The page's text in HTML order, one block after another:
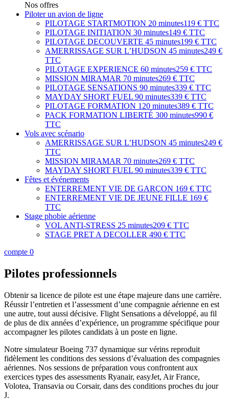
Nos offres
Piloter un avion de ligne
PILOTAGE STARTMOTION 20 minutes119 € TTC
PILOTAGE INITIATION 30 minutes149 € TTC
PILOTAGE DECOUVERTE 45 minutes199 € TTC
AMERRISSAGE SUR L’HUDSON 45 minutes249 €
TTC
PILOTAGE EXPERIENCE 60 minutes259 € TTC
MISSION MIRAMAR 70 minutes269 € TTC
PILOTAGE SENSATIONS 90 minutes339 € TTC
MAYDAY SHORT FUEL 90 minutes339 € TTC
PILOTAGE FORMATION 120 minutes389 € TTC
PACK FORMATION LIBERTÉ 300 minutes990 €
TTC
Vols avec scénario
AMERRISSAGE SUR L’HUDSON 45 minutes249 €
TTC
MISSION MIRAMAR 70 minutes269 € TTC
MAYDAY SHORT FUEL 90 minutes339 € TTC
Fêtes et événements
ENTERREMENT VIE DE GARÇON 169 € TTC
ENTERREMENT VIE DE JEUNE FILLE 169 €
TTC
Stage phobie aérienne
VOL ANTI-STRESS 25 minutes209 € TTC
STAGE PRET A DECOLLER 490 € TTC
compte 0
Pilotes professionnels
Obtenir sa licence de pilote est une étape majeure dans une carrière.
Réussir l’entretien et l’assessment d’une compagnie aérienne en est
une autre, tout aussi décisive. Flight Sensations a développé, au fil
de plus de dix années d’expérience, un programme spécifique pour
accompagner les pilotes candidats à un poste en ligne.
Notre simulateur Boeing 737 dynamique sur vérins reproduit
fidèlement les conditions des sessions d’évaluation des compagnies
aériennes. Nos sessions de préparation vous confrontent aux
exercices types des assessments Ryanair, easyJet, Air France,
Volotea, Transavia ou Corsair, dans des conditions proches du jour
J.